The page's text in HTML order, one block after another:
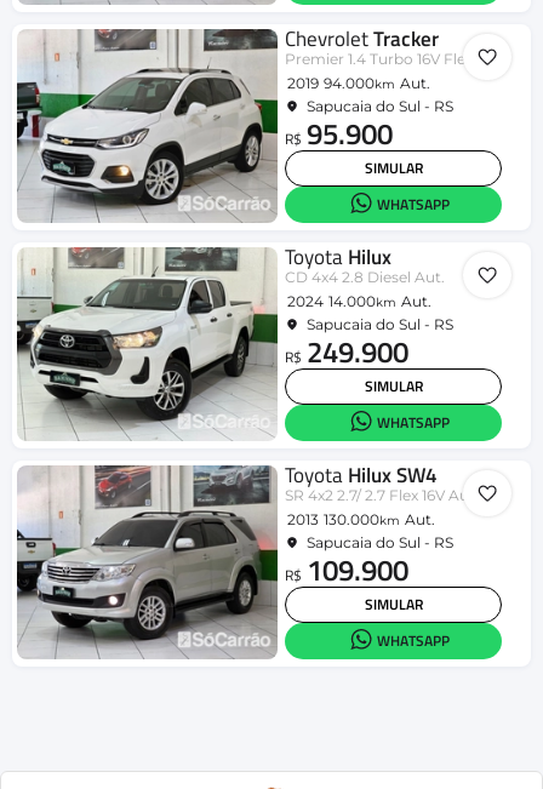
ChevroletTracker
Premier 1.4 Turbo 16V Flex Aut
2019 94.000km Aut.
Sapucaia do Sul - RS
R$ 95.900
SIMULAR
WHATSAPP
ToyotaHilux
CD 4x4 2.8 Diesel Aut.
2024 14.000km Aut.
Sapucaia do Sul - RS
R$ 249.900
SIMULAR
WHATSAPP
ToyotaHilux SW4
SR 4x2 2.7/ 2.7 Flex 16V Aut.
2013 130.000km Aut.
Sapucaia do Sul - RS
R$ 109.900
SIMULAR
WHATSAPP